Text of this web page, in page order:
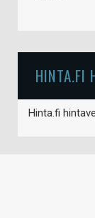
HINTA.FI
Hinta.fi